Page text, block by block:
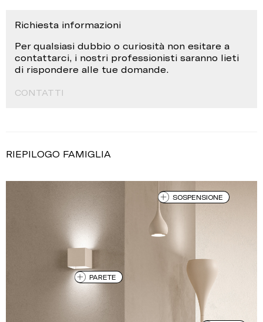
Richiesta informazioni
Per qualsiasi dubbio o curiosità non esitare a
contattarci, i nostri professionisti saranno lieti
di rispondere alle tue domande.
CONTATTI
RIEPILOGO FAMIGLIA
PARETE
SOSPENSIONE